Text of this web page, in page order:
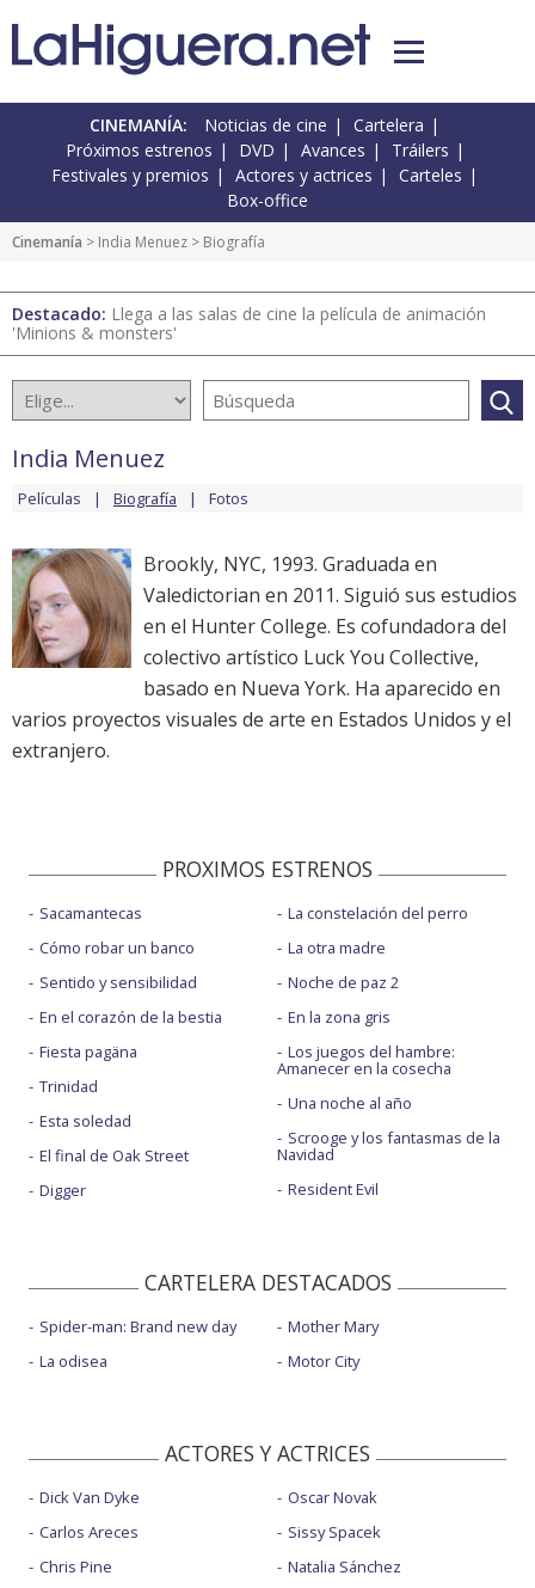
CINEMANÍA: Noticias de cine
Cartelera
Próximos estrenos
DVD Avances
Tráilers
Festivales y premios
Actores y actrices
Carteles
Box-office
Cinemanía > India Menuez > Biografía
Destacado: Llega a las salas de cine la película de animación
'Minions & monsters'
India Menuez
Películas Biografía Fotos
Brookly, NYC, 1993. Graduada en
Valedictorian en 2011. Siguió sus estudios
en el Hunter College. Es cofundadora del
colectivo artístico Luck You Collective,
basado en Nueva York. Ha aparecido en
varios proyectos visuales de arte en Estados Unidos y el
extranjero.
PROXIMOS ESTRENOS
Sacamantecas
Cómo robar un banco
Sentido y sensibilidad
En el corazón de la bestia
Fiesta pagäna
Trinidad
Esta soledad
El final de Oak Street
Digger
La constelación del perro
La otra madre
Noche de paz 2
En la zona gris
Los juegos del hambre:
Amanecer en la cosecha
Una noche al año
Scrooge y los fantasmas de la
Navidad
Resident Evil
CARTELERA DESTACADOS
Spider-man: Brand new day
La odisea
Mother Mary
Motor City
ACTORES Y ACTRICES
Dick Van Dyke
Carlos Areces
Chris Pine
Oscar Novak
Sissy Spacek
Natalia Sánchez